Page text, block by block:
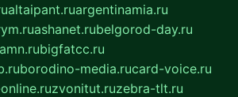
altaipant.ruargentinamia.ru
ashanet.rubelgorod-day.ru
bigfatcc.ru
borodino-media.rucard-voice.ru
zvonitut.ruzebra-tlt.ru